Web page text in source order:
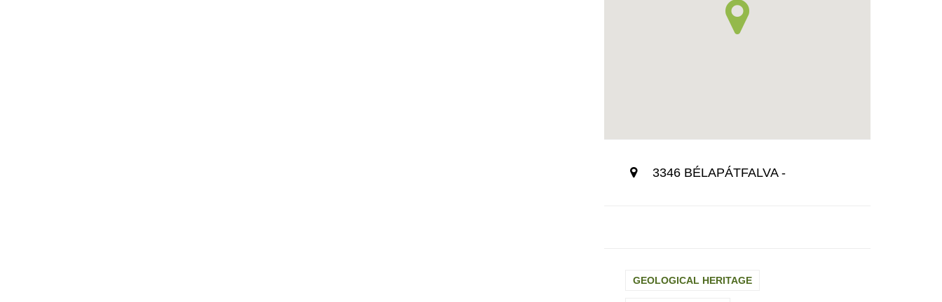
3346 BÉLAPÁTFALVA -
GEOLOGICAL HERITAGE